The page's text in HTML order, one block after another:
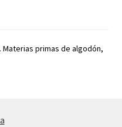
primas de algodón,